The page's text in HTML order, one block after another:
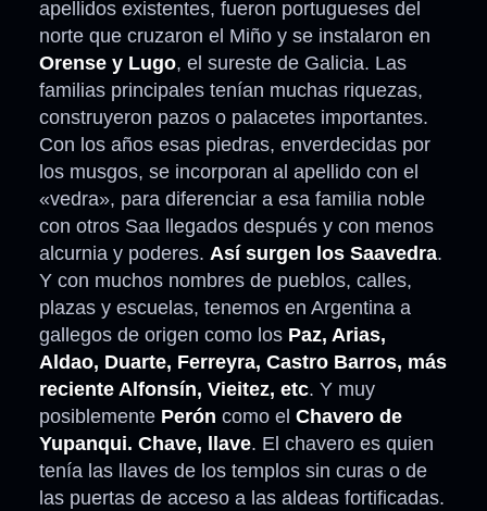
apellidos existentes, fueron portugueses del
norte que cruzaron el Miño y se instalaron en
Orense y Lugo, el sureste de Galicia. Las
familias principales tenían muchas riquezas,
construyeron pazos o palacetes importantes.
Con los años esas piedras, enverdecidas por
los musgos, se incorporan al apellido con el
«vedra», para diferenciar a esa familia noble
con otros Saa llegados después y con menos
alcurnia y poderes. Así surgen los Saavedra.
Y con muchos nombres de pueblos, calles,
plazas y escuelas, tenemos en Argentina a
gallegos de origen como los Paz, Arias,
Aldao, Duarte, Ferreyra, Castro Barros, más
reciente Alfonsín, Vieitez, etc. Y muy
posiblemente Perón como el Chavero de
Yupanqui. Chave, llave. El chavero es quien
tenía las llaves de los templos sin curas o de
las puertas de acceso a las aldeas fortificadas.